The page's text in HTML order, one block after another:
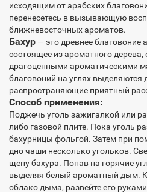
исходящим от арабских
перенесетесь в вызывающую
ближневосточных ароматов.
Бахур — это древнее благовоние
состоящее из ароматного дерева,
драгоценными ароматическими
благовоний на углях
распространяющие приятный
Способ применения:
Поджечь уголь зажигалкой или
либо газовой плите. Пока уголь
бахурницы фольгой. Затем при
дно чаши несколько угольков.
щепу бахура. Попав на горячие
выделяя белый ароматный дым.
облако дыма, развейте его